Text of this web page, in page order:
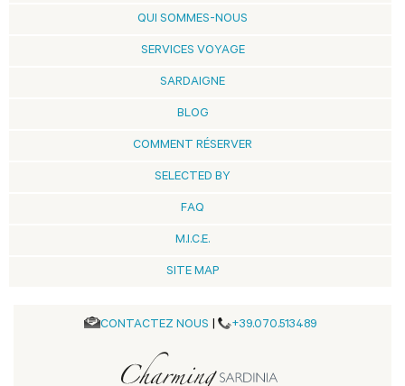
QUI SOMMES-NOUS
SERVICES VOYAGE
SARDAIGNE
BLOG
COMMENT RÉSERVER
SELECTED BY
FAQ
M.I.C.E.
SITE MAP
CONTACTEZ NOUS | +39.070.513489